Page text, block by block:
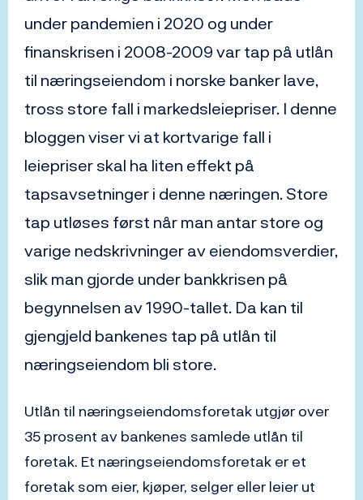
under pandemien i 2020 og under
finanskrisen i 2008-2009 var tap på utlån
til næringseiendom i norske banker lave,
tross store fall i markedsleiepriser. I denne
bloggen viser vi at kortvarige fall i
leiepriser skal ha liten effekt på
tapsavsetninger i denne næringen. Store
tap utløses først når man antar store og
varige nedskrivninger av eiendomsverdier,
slik man gjorde under bankkrisen på
begynnelsen av 1990-tallet. Da kan til
gjengjeld bankenes tap på utlån til
næringseiendom bli store.
Utlån til næringseiendomsforetak utgjør over
35 prosent av bankenes samlede utlån til
foretak. Et næringseiendomsforetak er et
foretak som eier, kjøper, selger eller leier ut